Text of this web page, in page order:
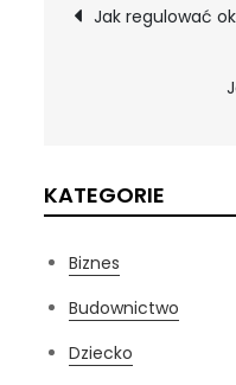
Jak regulować
KATEGORIE
Biznes
Budownictwo
Dziecko